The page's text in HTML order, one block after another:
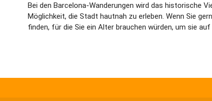
Bei den Barcelona-Wanderungen wird das historische
Möglichkeit, die Stadt hautnah zu erleben. Wenn Sie
finden, für die Sie ein Alter brauchen würden, um sie